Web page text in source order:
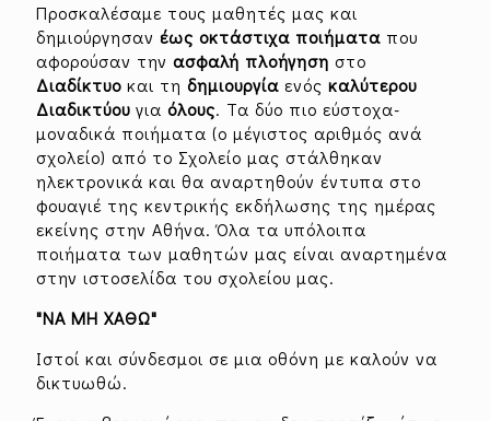
Προσκαλέσαμε τους μαθητές μας και
δημιούργησαν έως οκτάστιχα ποιήματα που
αφορούσαν την ασφαλή πλοήγηση στο
Διαδίκτυο και τη δημιουργία ενός καλύτερου
Διαδικτύου για όλους. Τα δύο πιο εύστοχα-
μοναδικά ποιήματα (ο μέγιστος αριθμός ανά
σχολείο) από το Σχολείο μας στάλθηκαν
ηλεκτρονικά και θα αναρτηθούν έντυπα στο
φουαγιέ της κεντρικής εκδήλωσης της ημέρας
εκείνης στην Αθήνα. Όλα τα υπόλοιπα
ποιήματα των μαθητών μας είναι αναρτημένα
στην ιστοσελίδα του σχολείου μας.
"ΝΑ ΜΗ ΧΑΘΩ"
Ιστοί και σύνδεσμοι σε μια οθόνη με καλούν να
δικτυωθώ.